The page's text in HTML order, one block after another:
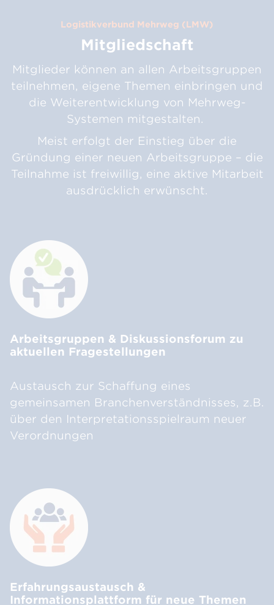
Logistikverbund Mehrweg (LMW)
Mitgliedschaft
Mitglieder können an allen Arbeitsgruppen
teilnehmen, eigene Themen einbringen und
die Weiterentwicklung von Mehrweg-
Systemen mitgestalten.
Meist erfolgt der Einstieg über die
Gründung einer neuen Arbeitsgruppe – die
Teilnahme ist freiwillig, eine aktive Mitarbeit
ausdrücklich erwünscht.
Arbeitsgruppen & Diskussionsforum zu
aktuellen Fragestellungen
Austausch zur Schaffung eines
gemeinsamen Branchenverständnisses, z.B.
über den Interpretationsspielraum neuer
Verordnungen
Erfahrungsaustausch &
Informationsplattform für neue Themen